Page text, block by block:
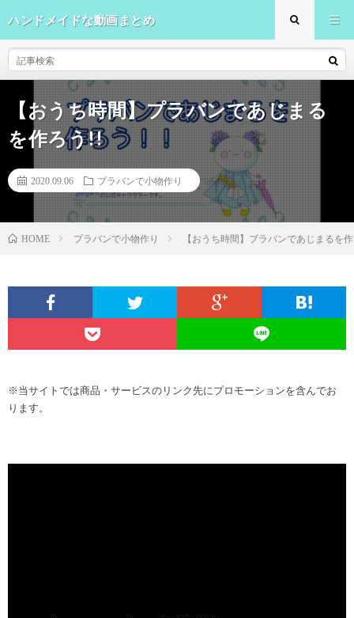
ハンドメイドな動画まとめ
【おうち時間】プラバンであじまる
を作ろう!!
2020.09.06 プラバンで小物作り
HOME プラバンで小物作り 【おうち時間】プラバンであじまるを
※当サイトでは商品・サービスのリンク先にプロモーションを含んでお
ります。